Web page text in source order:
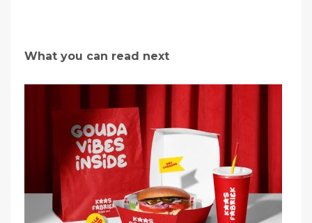
What you can read next